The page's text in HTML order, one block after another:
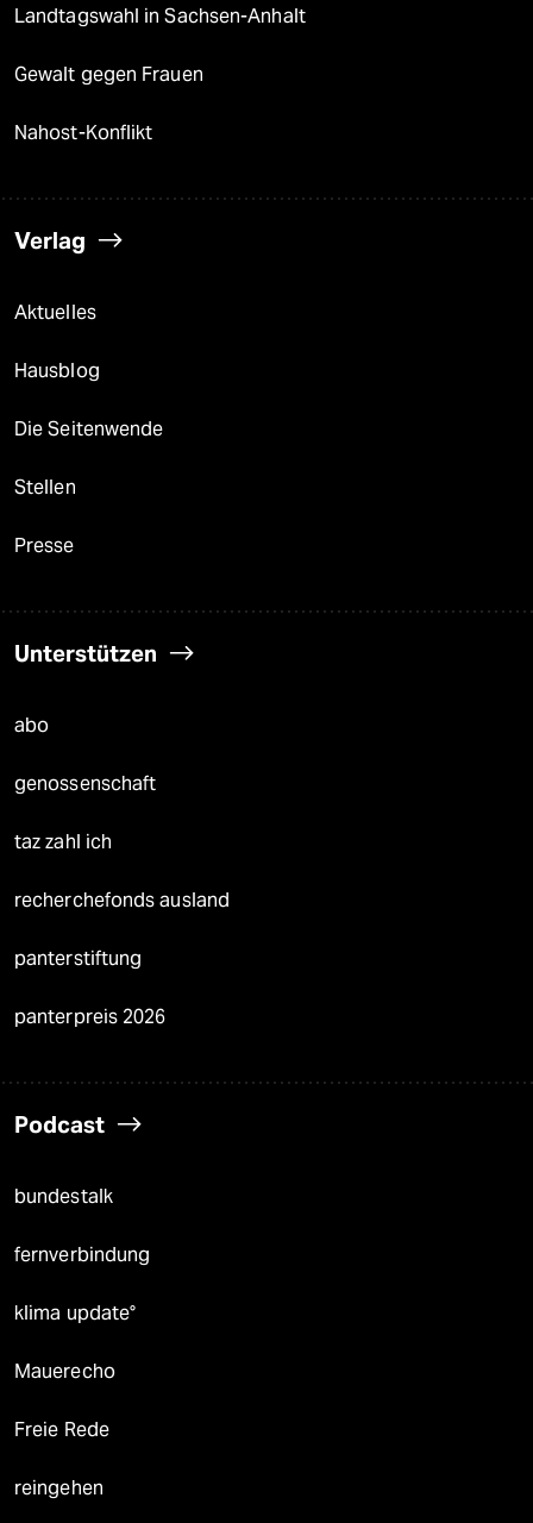
Landtagswahl in Sachsen-Anhalt
Gewalt gegen Frauen
Nahost-Konflikt
Verlag
Aktuelles
Hausblog
Die Seitenwende
Stellen
Presse
Unterstützen
abo
genossenschaft
taz zahl ich
recherchefonds ausland
panterstiftung
panterpreis 2026
Podcast
bundestalk
fernverbindung
klima update°
Mauerecho
Freie Rede
reingehen